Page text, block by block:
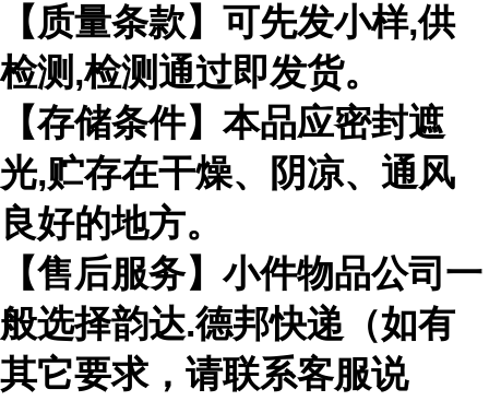
【质量条款】可先发小样,供
检测,检测通过即发货。
【存储条件】本品应密封遮
光,贮存在干燥、阴凉、通风
良好的地方。
【售后服务】小件物品公司一
般选择韵达.德邦快递（如有
其它要求，请联系客服说